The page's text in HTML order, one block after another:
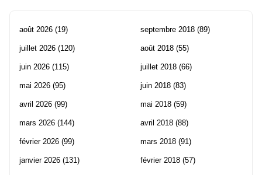
août 2026 (19)
juillet 2026 (120)
juin 2026 (115)
mai 2026 (95)
avril 2026 (99)
mars 2026 (144)
février 2026 (99)
janvier 2026 (131)
septembre 2018 (89)
août 2018 (55)
juillet 2018 (66)
juin 2018 (83)
mai 2018 (59)
avril 2018 (88)
mars 2018 (91)
février 2018 (57)